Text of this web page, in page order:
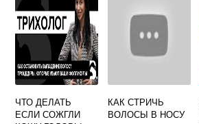
ЧТО ДЕЛАТЬ
ЕСЛИ СОЖГЛИ
КАК СТРИЧЬ
ВОЛОСЫ В НОСУ